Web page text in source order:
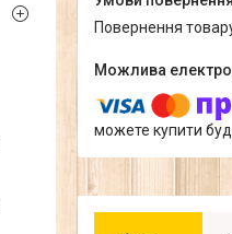
повернення
можете купити